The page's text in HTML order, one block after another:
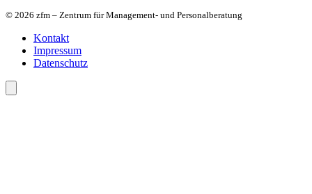
© 2026 zfm – Zentrum für Management- und Personalberatung
Kontakt
Impressum
Datenschutz